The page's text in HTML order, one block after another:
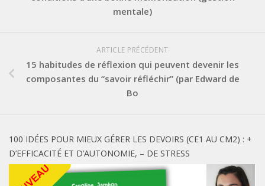
mentale)
ARTICLE PRÉCÉDENT
15 habitudes de réflexion qui peuvent devenir les
composantes du “savoir réfléchir” (par Edward de
Bo
100 IDÉES POUR MIEUX GÉRER LES DEVOIRS (CE1 AU CM2) : +
D’EFFICACITÉ ET D’AUTONOMIE, – DE STRESS